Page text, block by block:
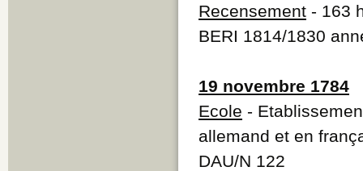
Recensement - 163
BERI 1814/1830
19 novembre 1784
Ecole -
allemand et en
DAU/N 122